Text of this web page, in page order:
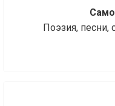
Поэзия, песни,